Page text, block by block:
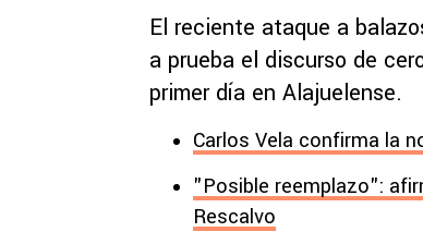
El reciente ataque a
a prueba el discurso de
primer día en Alajuelense.
Carlos Vela confirma la
"Posible reemplazo":
Rescalvo